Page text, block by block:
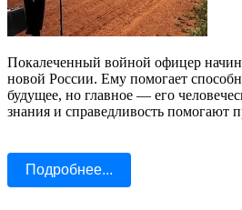
Покалеченный войной офицер
новой России. Ему помогает
будущее, но главное — его
знания и справедливость помогают
Подробнее...